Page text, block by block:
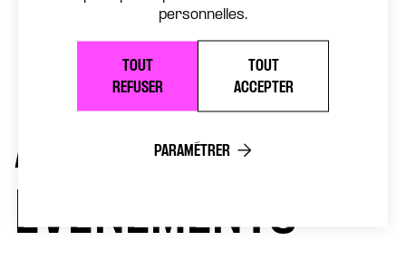
AUTRES
ÉVÉNEMENTS
personnelles.
TOUT
REFUSER
TOUT
ACCEPTER
PARAMÉTRER